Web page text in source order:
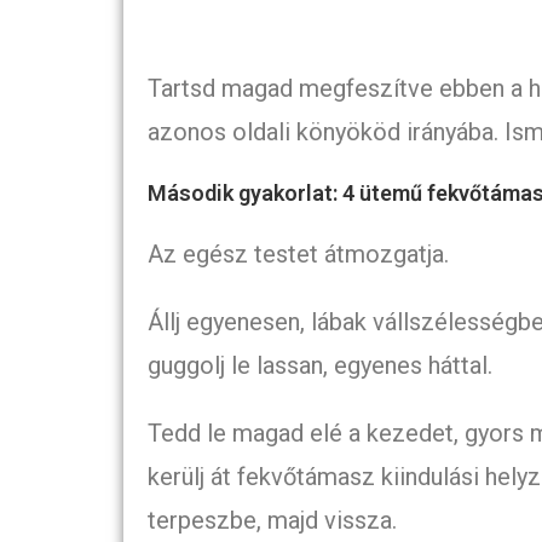
Tartsd magad megfeszítve ebben a
azonos oldali könyököd irányába.
Második gyakorlat: 4 ütemű
Az egész testet átmozgatja.
Állj egyenesen, lábak
guggolj le lassan, egyenes háttal.
Tedd le magad elé a kezedet, gyors
kerülj át fekvőtámasz kiindulási
terpeszbe, majd vissza.